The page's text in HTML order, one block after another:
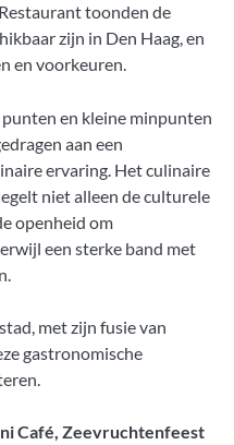
toonden de
zijn in Den Haag, en
en voorkeuren.
en kleine minpunten
aan een
ervaring. Het culinaire
niet alleen de culturele
openheid om
een sterke band met
met zijn fusie van
gastronomische
Café Zeevruchtenfeest